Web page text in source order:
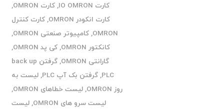
کارت IO OMRON
,کارت OMRON
,
کارت انکودر OMRON
,کارت کنترل
OMRON
,کامپیوتر صنعتی OMRON
,
کانکتور OMRON
,کی پد OMRON
,
گارانتی OMRON
,
گرفتن back up
PLC
,گرفتن بک آپ PLC ,لیست به
روز OMRON
,لیست خطاهای OMRON
,
لیست سرو های OMRON
,لیست